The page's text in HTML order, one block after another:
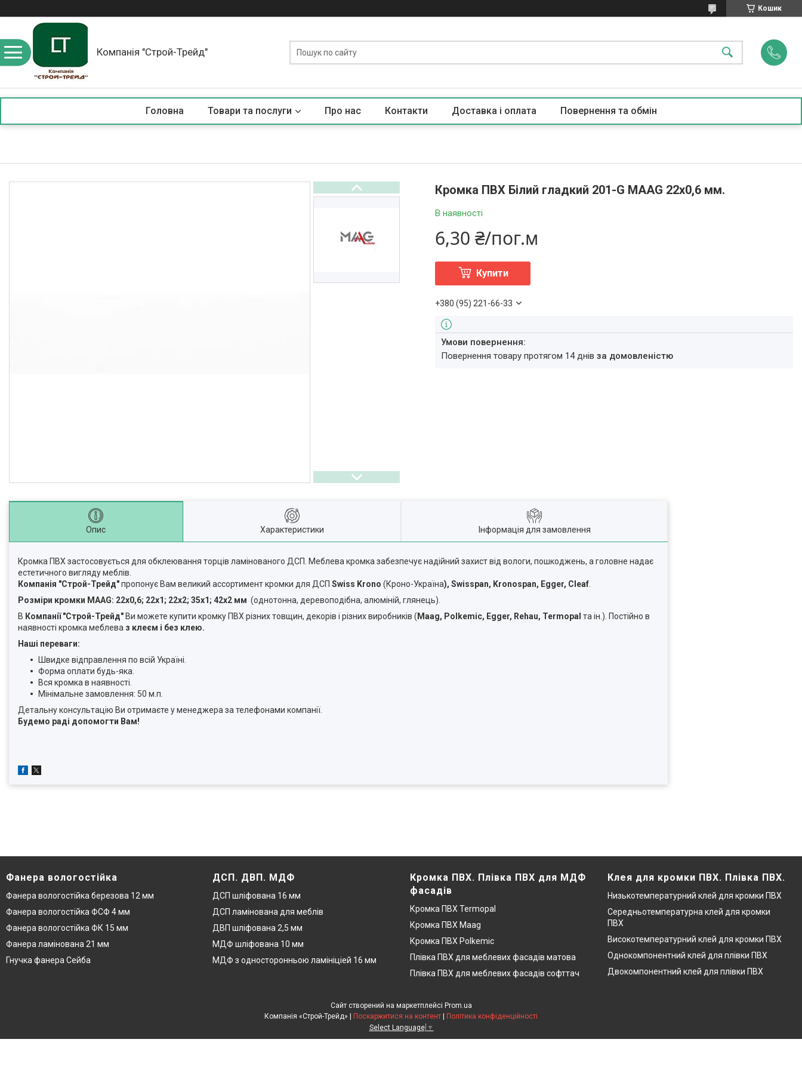
Кошик
Компанія "Строй-Трейд"
Головна Товари та послуги Про нас Контакти Доставка і оплата Повернення та обмін
Кромка ПВХ Білий гладкий 201-G MAAG 22х0,6 мм.
В наявності
6,30 ₴/пог.м
Купити
+380 (95) 221-66-33
повернення товару протягом 14 днівза домовленістю
Опис Характеристики Інформація для замовлення
Кромка ПВХ застосовується для обклеювання торців ламінованого ДСП. Меблева кромка забезпечує надійний захист від вологи, пошкоджень, а головне надає
естетичного вигляду меблів.
Компанія "Строй-Трейд"пропонує Вам великий ассортимент кромки для ДСП Swiss Krono (Кроно-Україна), Swisspan, Kronospan, Egger, Cleaf
Розміри кромки MAAG: 22х0,6; 22х1; 22х2; 35х1; 42х2 мм (однотонна, деревоподібна, алюміній, глянець).
В Компанії "Строй-Трейд" Ви можете купити кромку ПВХ різних товщин, декорів і різних виробників ( Maag, Polkemic, Egger, Rehau, Termopal та ін.). Постійно в
наявності кромка меблева з клеєм і без клею.
Наші переваги:
Швидке відправлення по всій Україні.
Форма оплати будь-яка.
Вся кромка в наявності.
Мінімальне замовлення: 50 м.п.
Детальну консультацію Ви отримаєте у менеджера за телефонами компанії.
Будемо раді допомогти Вам!
Фанера вологостійка
Фанера вологостійка березова 12 мм
Фанера вологостійка ФСФ 4 мм
Фанера вологостійка ФК 15 мм
Фанера ламінована 21 мм
Гнучка фанера Сейба
ДСП. ДВП. МДФ
ДСП шліфована 16 мм
ДСП ламінована для меблів
ДВП шліфована 2,5 мм
МДФ шліфована 10 мм
МДФ з односторонньою ламініціей 16 мм
Кромка ПВХ. Плівка ПВХ для МДФ
фасадів
Кромка ПВХ Termopal
Кромка ПВХ Maag
Кромка ПВХ Polkemic
Плівка ПВХ для меблевих фасадів матова
Плівка ПВХ для меблевих фасадів софттач
Клея для кромки ПВХ. Плівка ПВХ.
Низькотемпературний клей для кромки ПВХ
Середньотемпературна клей для кромки
ПВХ
Високотемпературний клей для кромки ПВХ
Однокомпонентний клей для плівки ПВХ
Двокомпонентний клей для плівки ПВХ
Сайт створений на маркетплейсі Prom.ua
Поскаржитися на контент
Політика конфіденційності
Select Language ▼